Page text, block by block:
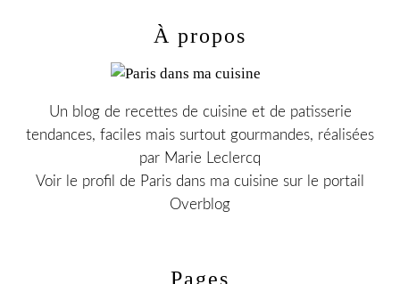
Pages
À propos
Un blog de recettes de cuisine et de patisserie
tendances, faciles mais surtout gourmandes, réalisées
par Marie Leclercq
Voir le profil de Paris dans ma cuisine sur le portail
Overblog